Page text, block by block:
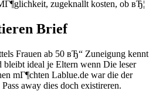
zugeknallt kosten, ob вЂ¦
Brief
Frauen ab 50 вЂ“ Zuneigung kennt
ideal je Eltern wenn Die leser
mГ¶chten Lablue.de war die der
away dies doch existireren.